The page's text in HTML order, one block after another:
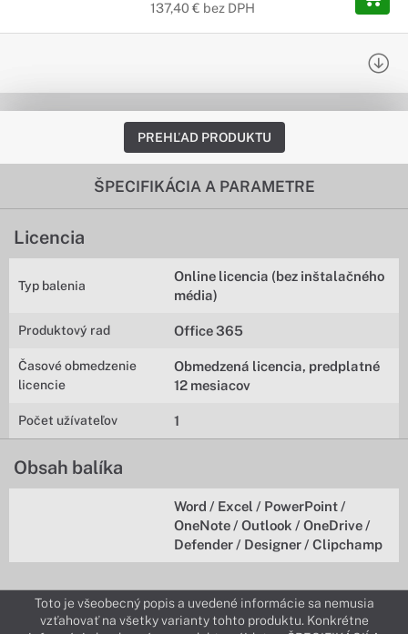
137,40 € bez DPH
PREHĽAD PRODUKTU
ŠPECIFIKÁCIA A PARAMETRE
Licencia
Typ balenia
Online licencia (bez inštalačného
média)
Produktový rad Office 365
Časové obmedzenie
licencie
Obmedzená licencia, predplatné
12 mesiacov
Počet užívateľov 1
Obsah balíka
Word / Excel / PowerPoint /
OneNote / Outlook / OneDrive /
Defender / Designer / Clipchamp
Toto je všeobecný popis a uvedené informácie sa nemusia
vzťahovať na všetky varianty tohto produktu. Konkrétne